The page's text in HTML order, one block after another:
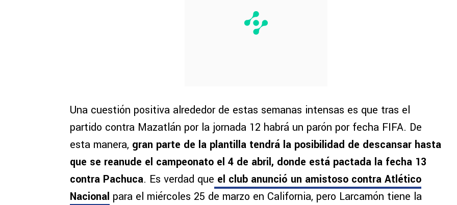
Una cuestión positiva alrededor de estas semanas intensas es que tras el
partido contra Mazatlán por la jornada 12 habrá un parón por fecha FIFA. De
esta manera, gran parte de la plantilla tendrá la posibilidad de descansar hasta
que se reanude el campeonato el 4 de abril, donde está pactada la fecha 13
contra Pachuca. Es verdad que el club anunció un amistoso contra Atlético
Nacional para el miércoles 25 de marzo en California, pero Larcamón tiene la